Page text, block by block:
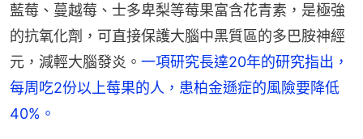
藍莓、蔓越莓、士多卑梨等莓果富含花青素，是極強
的抗氧化劑，可直接保護大腦中黑質區的多巴胺神經
元，減輕大腦發炎。 一項研究長達20年的研究指出，
每周吃2份以上莓果的人，患柏金遜症的風險要降低
40%。